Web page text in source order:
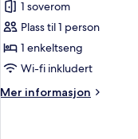
Single
Room
1 soverom
Plass til 1 person
1 enkeltseng
Wi-fi inkludert
Mer informasjon
Mer